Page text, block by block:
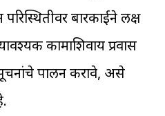
बारकाईने लक्ष
कामाशिवाय प्रवास
सूचनांचे पालन करावे, असे